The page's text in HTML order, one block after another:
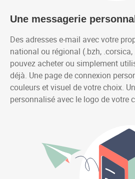
Une messagerie
Des adresses e-mail avec votre
national ou régional (.bzh,
pouvez acheter ou simplement
déjà. Une page de connexion
couleurs et visuel de votre choix.
personnalisé avec le logo de votre